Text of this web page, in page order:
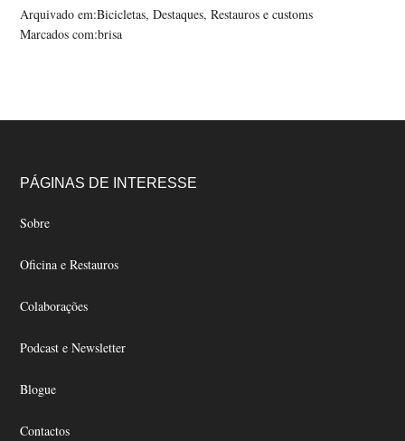
Arquivado em:Bicicletas,Destaques,Restauros e customs
Marcados com:brisa
Footer
PÁGINAS DE INTERESSE
Sobre
Oficina e Restauros
Colaborações
Podcast e Newsletter
Blogue
Contactos